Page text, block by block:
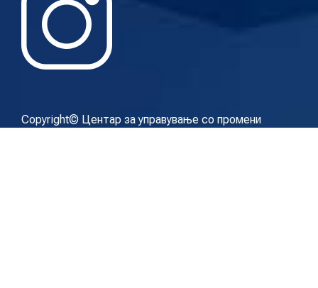
Copyright© Центар за управување со промени